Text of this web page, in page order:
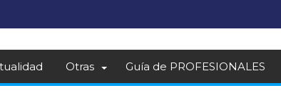
Otras Guía de PROFESIONALES